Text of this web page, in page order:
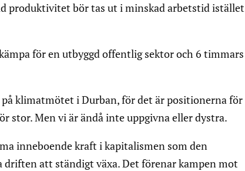
produktivitet bör tas ut i minskad arbetstid istället
för en utbyggd offentlig sektor och 6 timmars
klimatmötet i Durban, för det är positionerna för
stor. Men vi är ändå inte uppgivna eller dystra.
inneboende kraft i kapitalismen som den
driften att ständigt växa. Det förenar kampen mot